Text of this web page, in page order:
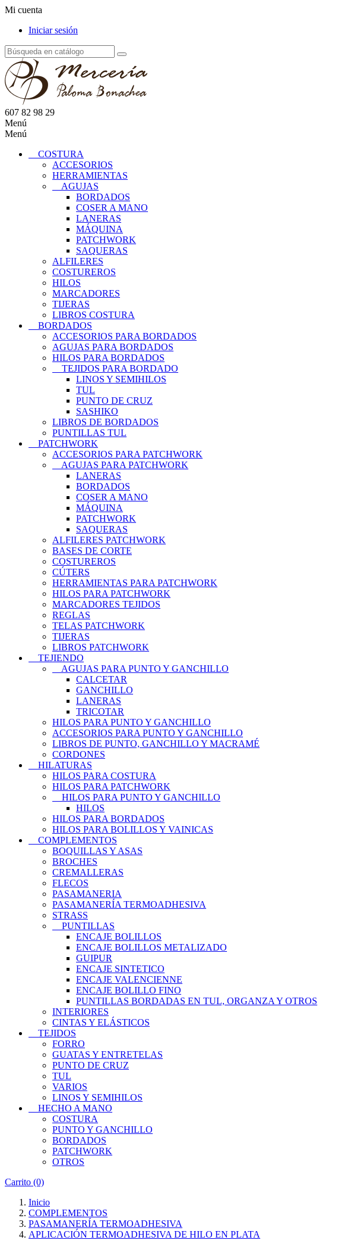
Mi cuenta
Iniciar sesión
607 82 98 29
Menú
Menú
COSTURA
ACCESORIOS
HERRAMIENTAS
AGUJAS
BORDADOS
COSER A MANO
LANERAS
MÁQUINA
PATCHWORK
SAQUERAS
ALFILERES
COSTUREROS
HILOS
MARCADORES
TIJERAS
LIBROS COSTURA
BORDADOS
ACCESORIOS PARA BORDADOS
AGUJAS PARA BORDADOS
HILOS PARA BORDADOS
TEJIDOS PARA BORDADO
LINOS Y SEMIHILOS
TUL
PUNTO DE CRUZ
SASHIKO
LIBROS DE BORDADOS
PUNTILLAS TUL
PATCHWORK
ACCESORIOS PARA PATCHWORK
AGUJAS PARA PATCHWORK
LANERAS
BORDADOS
COSER A MANO
MÁQUINA
PATCHWORK
SAQUERAS
ALFILERES PATCHWORK
BASES DE CORTE
COSTUREROS
CÚTERS
HERRAMIENTAS PARA PATCHWORK
HILOS PARA PATCHWORK
MARCADORES TEJIDOS
REGLAS
TELAS PATCHWORK
TIJERAS
LIBROS PATCHWORK
TEJIENDO
AGUJAS PARA PUNTO Y GANCHILLO
CALCETAR
GANCHILLO
LANERAS
TRICOTAR
HILOS PARA PUNTO Y GANCHILLO
ACCESORIOS PARA PUNTO Y GANCHILLO
LIBROS DE PUNTO, GANCHILLO Y MACRAMÉ
CORDONES
HILATURAS
HILOS PARA COSTURA
HILOS PARA PATCHWORK
HILOS PARA PUNTO Y GANCHILLO
HILOS
HILOS PARA BORDADOS
HILOS PARA BOLILLOS Y VAINICAS
COMPLEMENTOS
BOQUILLAS Y ASAS
BROCHES
CREMALLERAS
FLECOS
PASAMANERIA
PASAMANERÍA TERMOADHESIVA
STRASS
PUNTILLAS
ENCAJE BOLILLOS
ENCAJE BOLILLOS METALIZADO
GUIPUR
ENCAJE SINTETICO
ENCAJE VALENCIENNE
ENCAJE BOLILLO FINO
PUNTILLAS BORDADAS EN TUL, ORGANZA Y OTROS
INTERIORES
CINTAS Y ELÁSTICOS
TEJIDOS
FORRO
GUATAS Y ENTRETELAS
PUNTO DE CRUZ
TUL
VARIOS
LINOS Y SEMIHILOS
HECHO A MANO
COSTURA
PUNTO Y GANCHILLO
BORDADOS
PATCHWORK
OTROS
Carrito (0)
Inicio
COMPLEMENTOS
PASAMANERÍA TERMOADHESIVA
APLICACIÓN TERMOADHESIVA DE HILO EN PLATA